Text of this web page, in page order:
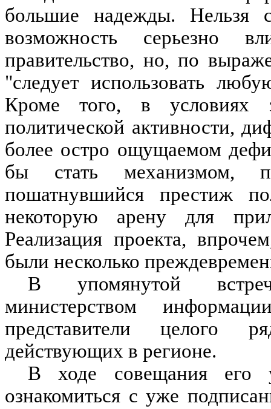
большие надежды. Нельзя
возможность серьезно
правительство, но, по
"следует использовать
Кроме того, в условиях
политической активности,
более остро ощущаемом
бы стать механизмом,
пошатнувшийся престиж
некоторую арену для
Реализация проекта,
были несколько
В упомянутой
министерством
представители целого
действующих в регионе.
В ходе совещания его
ознакомиться с уже